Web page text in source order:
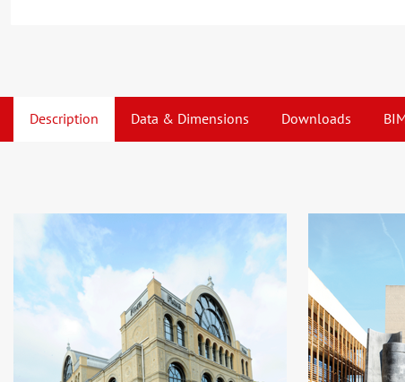
Description Data & Dimensions Downloads